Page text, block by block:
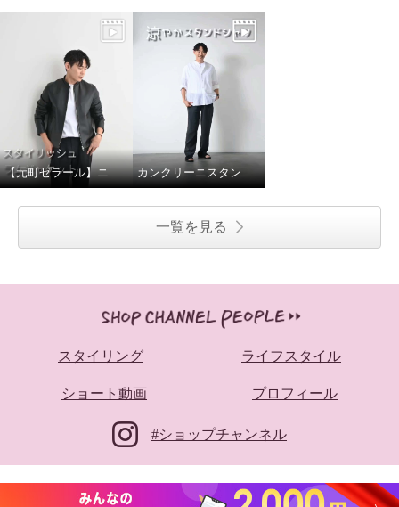
【元町ゼラール】ニュージーランドラムスタンドジャケット カンクリーニスタンドカラーシャツ
一覧を見る
スタイリング ライフスタイル
ショート動画 プロフィール
#ショップチャンネル